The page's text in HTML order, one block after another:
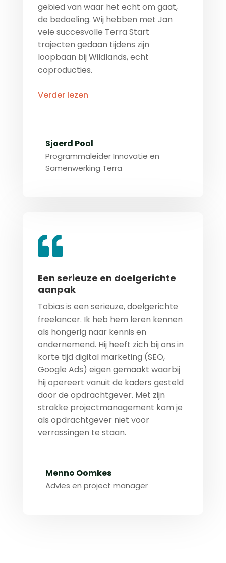
gebied van waar het echt om gaat,
de bedoeling. Wij hebben met Jan
vele succesvolle Terra Start
trajecten gedaan tijdens zijn
loopbaan bij Wildlands, echt
coproducties.
Verder lezen
Sjoerd Pool
Programmaleider Innovatie en
Samenwerking Terra
Een serieuze en doelgerichte
aanpak
Tobias is een serieuze, doelgerichte
freelancer. Ik heb hem leren kennen
als hongerig naar kennis en
ondernemend. Hij heeft zich bij ons in
korte tijd digital marketing (SEO,
Google Ads) eigen gemaakt waarbij
hij opereert vanuit de kaders gesteld
door de opdrachtgever. Met zijn
strakke projectmanagement kom je
als opdrachtgever niet voor
verrassingen te staan.
Menno Oomkes
Advies en project manager